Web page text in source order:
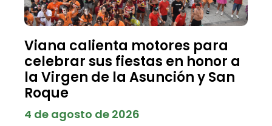
Viana calienta motores para
celebrar sus fiestas en honor a
la Virgen de la Asunción y San
Roque
4 de agosto de 2026